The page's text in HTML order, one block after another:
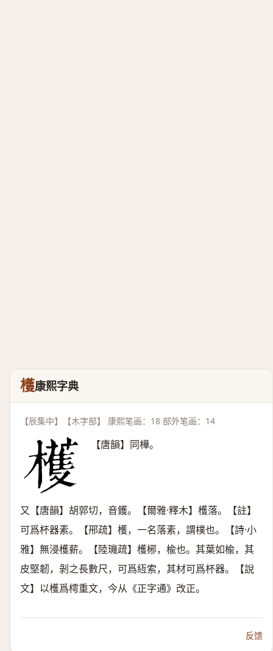
檴康熙字典
【辰集中】【木字部】 康熙笔画：18 部外笔画：14
【唐韻】同樺。
又【唐韻】胡郭切，音鑊。【爾雅·釋木】檴落。【註】
可爲杯器素。【郉疏】檴，一名落素，謂樸也。【詩·小
雅】無浸檴薪。【陸璣疏】檴㭨，楡也。其葉如楡，其
皮堅韌，剝之長數尺，可爲絚索，其材可爲杯器。【說
文】以檴爲樗重文，今从《正字通》改正。
反馈